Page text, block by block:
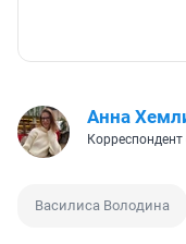
Анна
Корреспондент
Василиса Володина